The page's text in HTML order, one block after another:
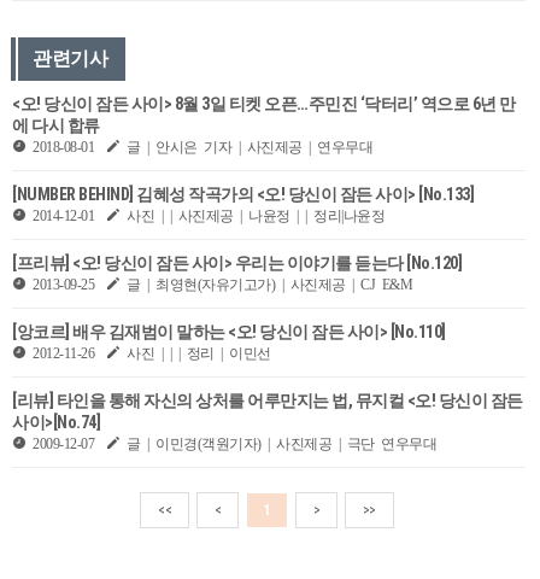
관련기사
<오! 당신이 잠든 사이> 8월 3일 티켓 오픈…주민진 ‘닥터리’ 역으로 6년 만
에 다시 합류
2018-08-01 글 | 안시은 기자 | 사진제공 | 연우무대
[NUMBER BEHIND] 김혜성 작곡가의 <오! 당신이 잠든 사이> [No.133]
2014-12-01 사진 | | 사진제공 | 나윤정 | | 정리|나윤정
[프리뷰] <오! 당신이 잠든 사이> 우리는 이야기를 듣는다 [No.120]
2013-09-25 글 | 최영현(자유기고가) | 사진제공 | CJ E&M
[앙코르] 배우 김재범이 말하는 <오! 당신이 잠든 사이> [No.110]
2012-11-26 사진 | | | 정리 | 이민선
[리뷰] 타인을 통해 자신의 상처를 어루만지는 법, 뮤지컬 <오! 당신이 잠든
사이>[No.74]
2009-12-07 글 | 이민경(객원기자) | 사진제공 | 극단 연우무대
<< < 1 > >>